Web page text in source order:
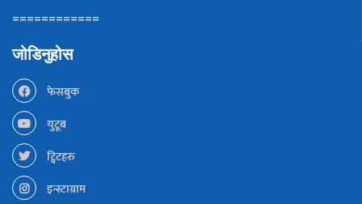
============
जोडिनुहोस
फेसबुक
युटूब
ट्विटहरु
इन्स्टाग्राम